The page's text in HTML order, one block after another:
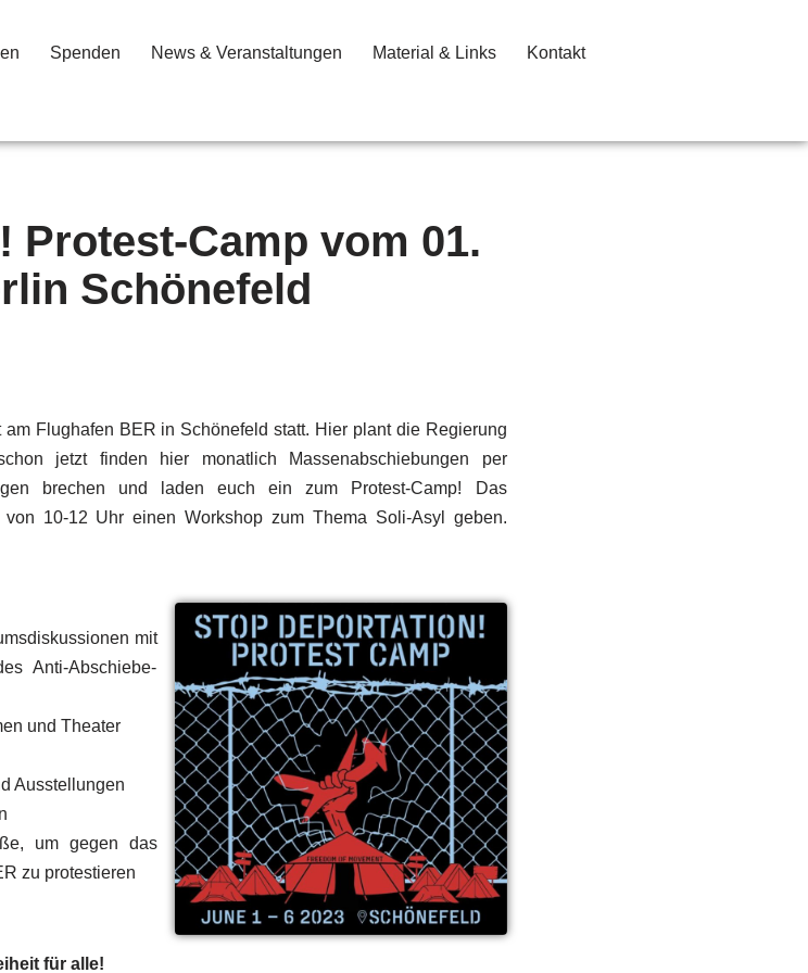
Spenden News & Veranstaltungen Material & Links Kontakt
Protest-Camp vom 01.
Schönefeld
am Flughafen BER in Schönefeld statt. Hier plant die Regierung
jetzt finden hier monatlich Massenabschiebungen per
brechen und laden euch ein zum Protest-Camp! Das
10-12 Uhr einen Workshop zum Thema Soli-Asyl geben.
mit
Anti-Abschiebe-
und Theater
Ausstellungen
um gegen das
zu protestieren
für alle!